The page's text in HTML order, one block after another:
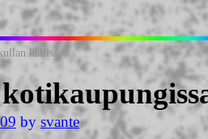
kallis
by svante